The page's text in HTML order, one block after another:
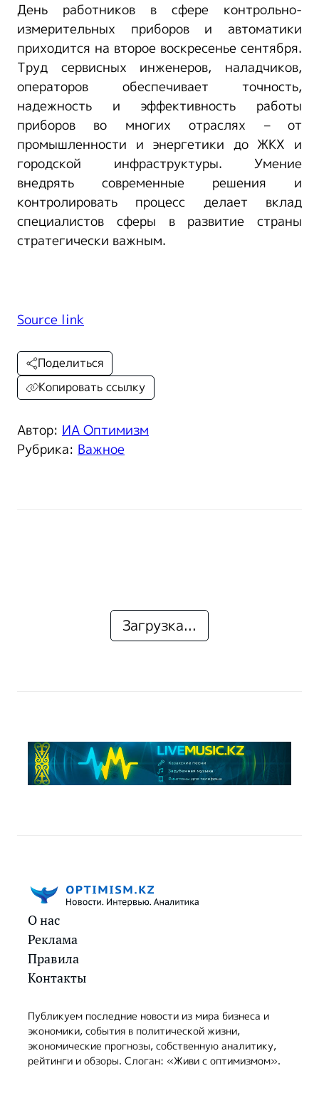
День работников в сфере контрольно-
измерительных приборов и автоматики
приходится на второе воскресенье сентября.
Труд сервисных инженеров, наладчиков,
операторов обеспечивает точность,
надежность и эффективность работы
приборов во многих отраслях – от
промышленности и энергетики до ЖКХ и
городской инфраструктуры. Умение
внедрять современные решения и
контролировать процесс делает вклад
специалистов сферы в развитие страны
стратегически важным.
Source link
Автор: ИА Оптимизм
Рубрика: Важное
Поделиться
Копировать ссылку
Загрузка...
О нас
Реклама
Правила
Контакты
Публикуем последние новости из мира бизнеса и
экономики, события в политической жизни,
экономические прогнозы, собственную аналитику,
рейтинги и обзоры. Слоган: «Живи с оптимизмом».